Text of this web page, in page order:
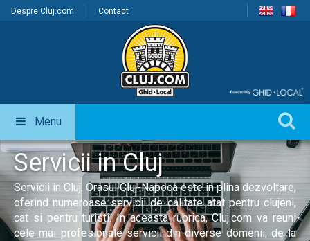
Despre Cluj.com Contact
Menu
Servicii in Cluj
Servicii in Cluj. Orasul Cluj-Napoca este in plina dezvoltare,
oferind numeroase servicii de calitate atat pentru clujeni,
cat si pentru turisti. In aceasta rubrica, Cluj.com va reuni
cele mai profesionale servicii din diverse domenii, de la